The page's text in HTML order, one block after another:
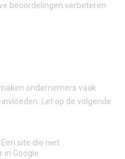
beoordelingen verbeteren
ondernemers vaak
Let op de volgende
Een site die niet
Google.